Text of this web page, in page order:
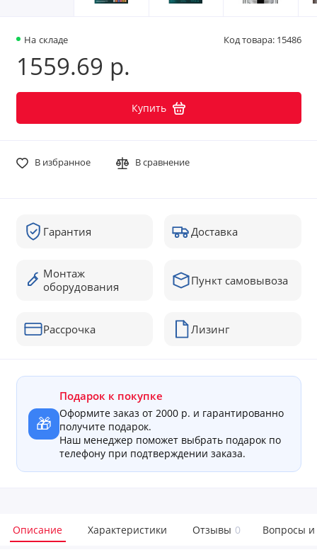
На складе Код товара: 15486
1559.69 р.
Купить
В избранное В сравнение
Гарантия Доставка
Монтаж
оборудования
Пункт самовывоза
Рассрочка Лизинг
🎁
Подарок к покупке
Оформите заказ от 2000 р. и гарантированно
получите подарок.
Наш менеджер поможет выбрать подарок по
телефону при подтверждении заказа.
Описание Характеристики Отзывы 0 Вопросы и